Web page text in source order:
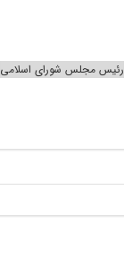
رئیس مجلس شورای اسلامی